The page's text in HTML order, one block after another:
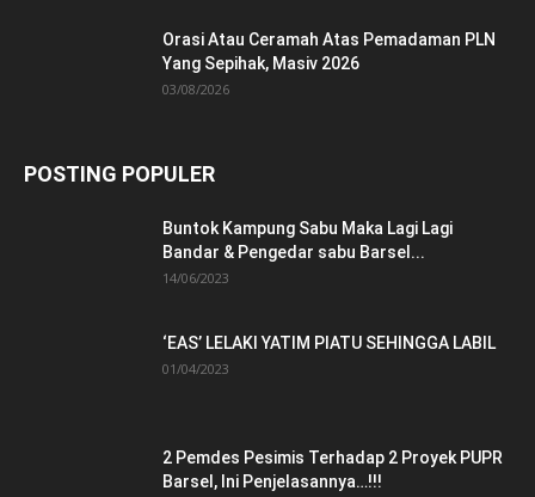
Orasi Atau Ceramah Atas Pemadaman PLN
Yang Sepihak, Masiv 2026
03/08/2026
POSTING POPULER
Buntok Kampung Sabu Maka Lagi Lagi
Bandar & Pengedar sabu Barsel...
14/06/2023
‘EAS’ LELAKI YATIM PIATU SEHINGGA LABIL
01/04/2023
2 Pemdes Pesimis Terhadap 2 Proyek PUPR
Barsel, Ini Penjelasannya…!!!